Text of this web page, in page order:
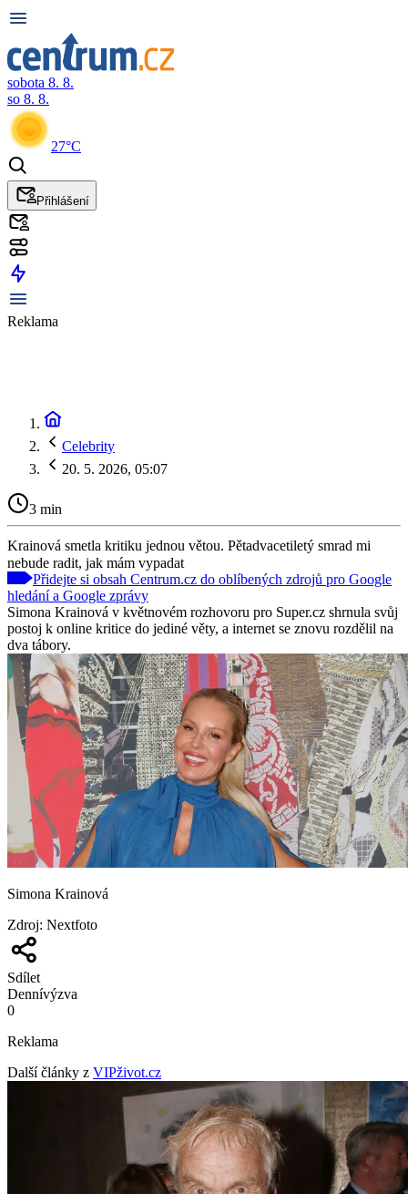
sobota 8. 8.
so 8. 8.
27°C
Přihlášení
Reklama
Celebrity
20. 5. 2026, 05:07
3 min
Krainová smetla kritiku jednou větou. Pětadvacetiletý smrad mi
nebude radit, jak mám vypadat
Přidejte si obsah Centrum.cz do oblíbených zdrojů pro Google
hledání a Google zprávy
Simona Krainová v květnovém rozhovoru pro Super.cz shrnula svůj
postoj k online kritice do jediné věty, a internet se znovu rozdělil na
dva tábory.
Simona Krainová
Zdroj: Nextfoto
Sdílet
Dennívýzva
0
Reklama
Další články z VIPživot.cz